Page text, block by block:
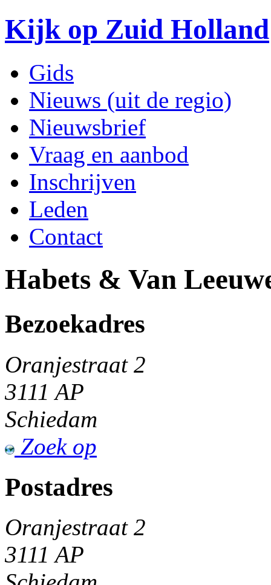
Kijk op Zuid Holland
Gids
Nieuws (uit de regio)
Nieuwsbrief
Vraag en aanbod
Inschrijven
Leden
Contact
Habets & Van
Bezoekadres
Oranjestraat 2
3111 AP
Schiedam
Zoek op
Postadres
Oranjestraat 2
3111 AP